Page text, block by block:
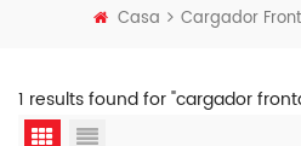
Casa Cargador
1 results found for "cargador